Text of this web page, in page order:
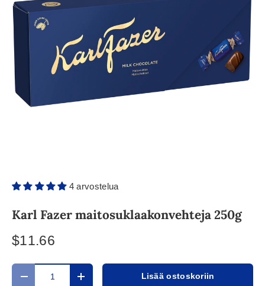
4 arvostelua
Karl Fazer maitosuklaakonvehteja 250g
$11.66
Määrä
Translation missing: fi.cart.items.decrease_quantity
Translation missing:Lisää ostoskoriin